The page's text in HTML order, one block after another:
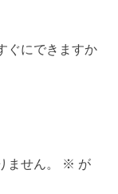
ぐにできますか
ません。 ※ が